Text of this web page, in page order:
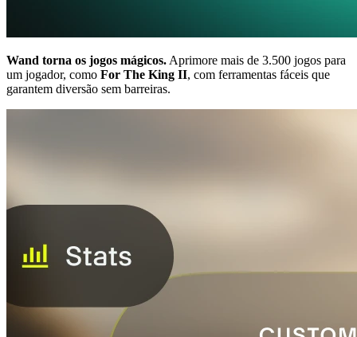
Wand torna os jogos mágicos. Aprimore mais de 3.500 jogos para
um jogador, como For The King II, com ferramentas fáceis que
garantem diversão sem barreiras.